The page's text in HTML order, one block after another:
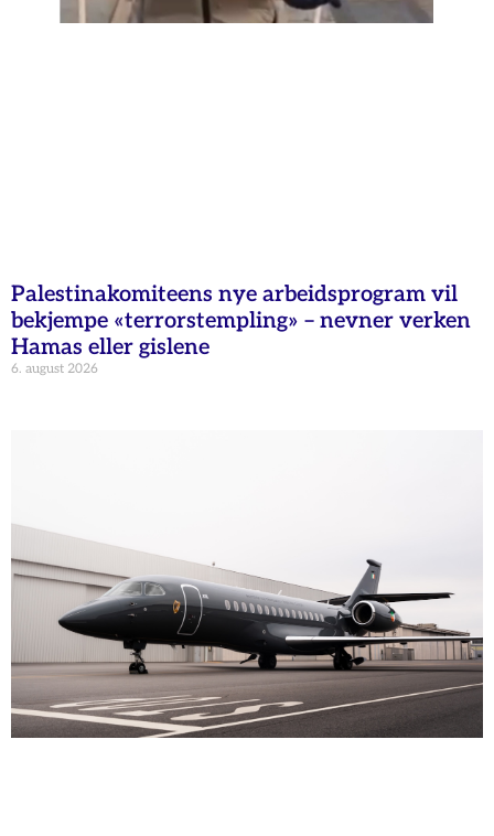
Palestinakomiteens nye arbeidsprogram vil
bekjempe «terrorstempling» – nevner verken
Hamas eller gislene
6. august 2026